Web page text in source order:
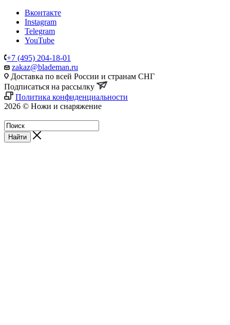
Вконтакте
Instagram
Telegram
YouTube
+7 (495) 204-18-01
zakaz@blademan.ru
Доставка по всей России и странам СНГ
Подписаться на рассылку
Политика конфиденциальности
2026 © Ножи и снаряжение
Найти